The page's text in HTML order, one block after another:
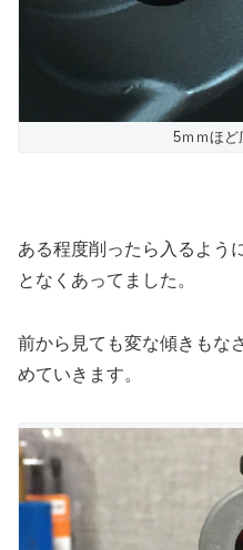
5ｍｍほど
ある程度削ったら入るよう
となくあってました。
前から見ても変な傾きもな
めていきます。